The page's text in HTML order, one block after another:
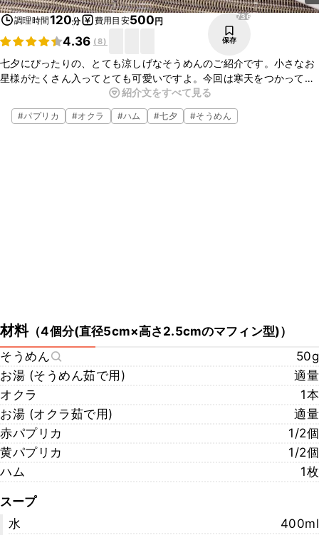
調理時間120分 費用目安500円
4.36 (8)
736
保存
七夕にぴったりの、とても涼しげなそうめんのご紹介です。小さなお
星様がたくさん入ってとても可愛いですよ。今回は寒天をつかって
しっかりと固めているので、暑い季節にもぴったりですよ。お子様と
一緒に是非、作ってみて下さいね。
紹介文をすべて見る
#パプリカ #オクラ #ハム #七夕 #そうめん
材料（4個分(直径5cm×高さ2.5cmのマフィン型)）
そうめん
50g
お湯 (そうめん茹で用)
適量
オクラ
1本
お湯 (オクラ茹で用)
適量
赤パプリカ
1/2個
黄パプリカ
1/2個
ハム
1枚
スープ
水
400ml